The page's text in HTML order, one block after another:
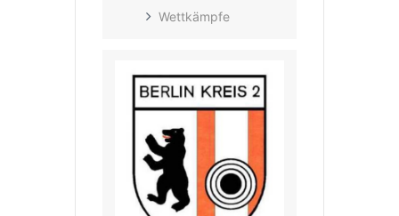
Wettkämpfe